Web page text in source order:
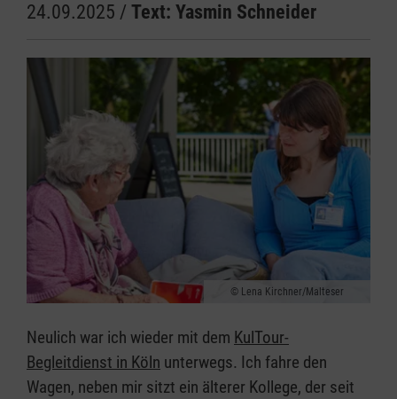
24.09.2025 / Text: Yasmin Schneider
Lena Kirchner/Malteser
Neulich war ich wieder mit dem KulTour-
Begleitdienst in Köln unterwegs. Ich fahre den
Wagen, neben mir sitzt ein älterer Kollege, der seit